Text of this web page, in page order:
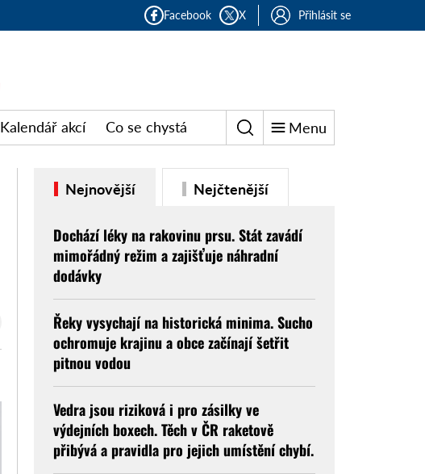
Facebook X Přihlásit se
Kalendář akcí Co se chystá Menu
Nejnovější Nejčtenější
Dochází léky na rakovinu prsu. Stát zavádí
mimořádný režim a zajišťuje náhradní
dodávky
Řeky vysychají na historická minima. Sucho
ochromuje krajinu a obce začínají šetřit
pitnou vodou
Vedra jsou riziková i pro zásilky ve
výdejních boxech. Těch v ČR raketově
přibývá a pravidla pro jejich umístění chybí.